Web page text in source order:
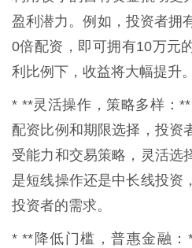
盈利潜力。例如，投资者拥
0倍配资，即可拥有10万元
利比例下，收益将大幅提升。
* **灵活操作，策略多样：
配资比例和期限选择，投资
受能力和交易策略，灵活选
是短线操作还是中长线投资
投资者的需求。
* **降低门槛，普惠金融